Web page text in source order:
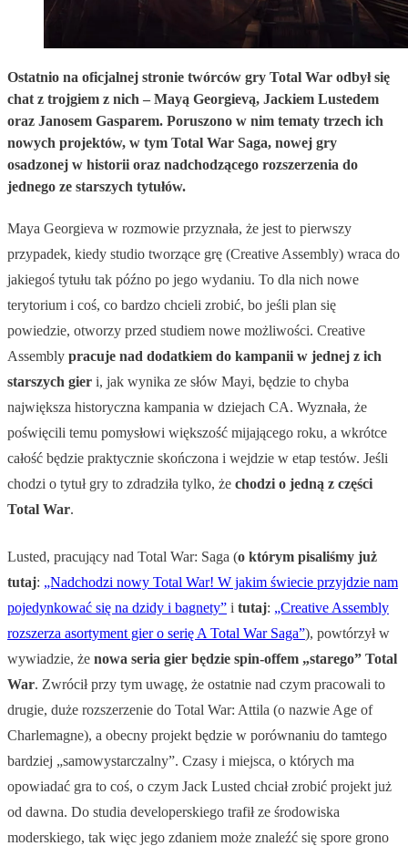
Ostatnio na oficjalnej stronie twórców gry Total War odbył się
chat z trojgiem z nich – Mayą Georgievą, Jackiem Lustedem
oraz Janosem Gasparem. Poruszono w nim tematy trzech ich
nowych projektów, w tym Total War Saga, nowej gry
osadzonej w historii oraz nadchodzącego rozszerzenia do
jednego ze starszych tytułów.
Maya Georgieva w rozmowie przyznała, że jest to pierwszy
przypadek, kiedy studio tworzące grę (Creative Assembly) wraca do
jakiegoś tytułu tak późno po jego wydaniu. To dla nich nowe
terytorium i coś, co bardzo chcieli zrobić, bo jeśli plan się
powiedzie, otworzy przed studiem nowe możliwości. Creative
Assembly pracuje nad dodatkiem do kampanii w jednej z ich
starszych gier i, jak wynika ze słów Mayi, będzie to chyba
największa historyczna kampania w dziejach CA. Wyznała, że
poświęcili temu pomysłowi większość mijającego roku, a wkrótce
całość będzie praktycznie skończona i wejdzie w etap testów. Jeśli
chodzi o tytuł gry to zdradziła tylko, że chodzi o jedną z części
Total War.
Lusted, pracujący nad Total War: Saga (o którym pisaliśmy już
tutaj: „Nadchodzi nowy Total War! W jakim świecie przyjdzie nam
pojedynkować się na dzidy i bagnety” i tutaj: „Creative Assembly
rozszerza asortyment gier o serię A Total War Saga”), powtórzył w
wywiadzie, że nowa seria gier będzie spin-offem „starego” Total
War. Zwrócił przy tym uwagę, że ostatnie nad czym pracowali to
drugie, duże rozszerzenie do Total War: Attila (o nazwie Age of
Charlemagne), a obecny projekt będzie w porównaniu do tamtego
bardziej „samowystarczalny”. Czasy i miejsca, o których ma
opowiadać gra to coś, o czym Jack Lusted chciał zrobić projekt już
od dawna. Do studia developerskiego trafił ze środowiska
moderskiego, tak więc jego zdaniem może znaleźć się spore grono